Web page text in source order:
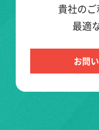
貴社の
最適
お問